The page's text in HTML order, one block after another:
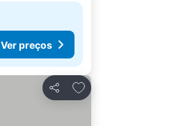
Ver preços
Partilhar
Adicionar aos favoritos